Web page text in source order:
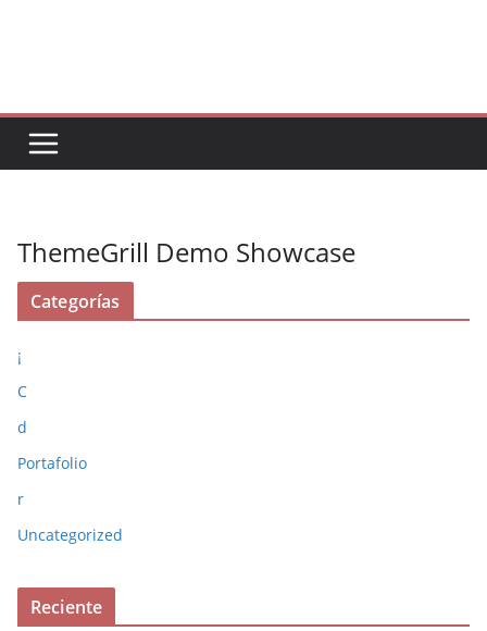
ThemeGrill Demo Showcase
Categorías
¡
C
d
Portafolio
r
Uncategorized
Reciente